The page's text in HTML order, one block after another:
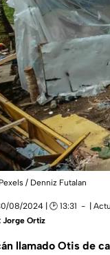
/ Denniz Futalan
08/2024 | 🕑 13:31 |
Jorge Ortiz
llamado Otis de